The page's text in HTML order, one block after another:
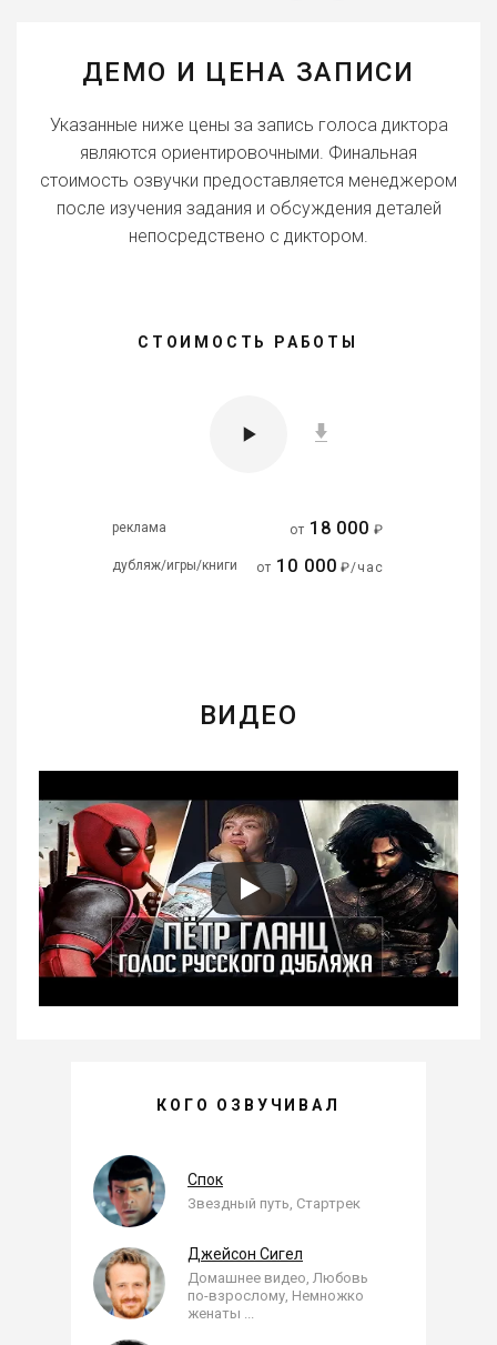
ДЕМО И ЦЕНА ЗАПИСИ
Указанные ниже цены за запись голоса диктора
являются ориентировочными. Финальная
стоимость озвучки предоставляется менеджером
после изучения задания и обсуждения деталей
непосредствено с диктором.
СТОИМОСТЬ РАБОТЫ
реклама от 18 000 ₽
дубляж/игры/книги от 10 000 ₽/час
ВИДЕО
ПЁТР ИВАЩЕНКО —
КОГО ОЗВУЧИВАЛ
Спок
Звездный путь, Стартрек
Джейсон Сигел
Домашнее видео, Любовь
по-взрослому, Немножко
женаты ...